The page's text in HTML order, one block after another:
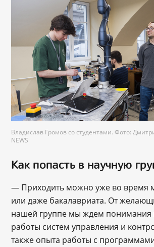
Владислав Громов со студентами. Фото:
NEWS
Как попасть в научную
— Приходить можно уже во время
или даже бакалавриата. От
нашей группе мы ждем
работы систем управления и
также опыта работы с